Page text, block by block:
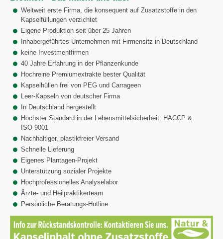
Weltweit erste Firma, die konsequent auf Zusatzstoffe in den
Kapselfüllungen verzichtet
Eigene Produktion seit über 25 Jahren
Inhabergeführtes Unternehmen mit Firmensitz in Deutschland
keine Investmentfirmen
40 Jahre Erfahrung in der Pflanzenkunde
Hochreine Premiumextrakte bester Qualität
Kapselhüllen frei von PEG und Carrageen
Leer-Kapseln von deutscher Firma
In Deutschland hergestellt
Höchster Standard in der Lebensmittelsicherheit: HACCP &
ISO 9001
Nachhaltiger, plastikfreier Versand
Schnelle Lieferung
Eigenes Plantagen-Projekt
Unterstützung sozialer Projekte
Hochprofessionelles Analyselabor
Ärzte- und Heilpraktikerteam
Persönliche Beratungs-Hotline